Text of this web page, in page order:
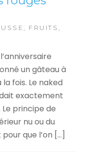
, FRUITS ,
un gâteau à
fois. Le naked
exactement
Le principe de
nu ou du
que l’on […]